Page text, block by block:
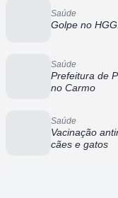
Saúde
Golpe no
Saúde
Prefeitura de
no Carmo
Saúde
Vacinação
cães e gatos